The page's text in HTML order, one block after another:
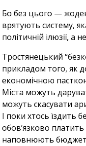
Бо без цього —
врятують систему,
політичній ілюзії, а
Тростянецький
прикладом того, як
економічною
Міста можуть
можуть скасувати
І поки хтось їздить
обов’язково
наповнюють